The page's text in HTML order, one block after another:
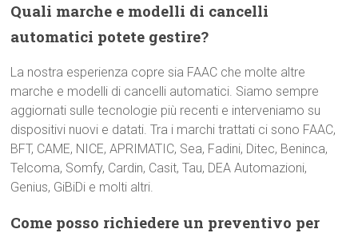
Quali marche e modelli di cancelli
automatici potete gestire?
La nostra esperienza copre sia FAAC che molte altre
marche e modelli di cancelli automatici. Siamo sempre
aggiornati sulle tecnologie più recenti e interveniamo su
dispositivi nuovi e datati. Tra i marchi trattati ci sono FAAC,
BFT, CAME, NICE, APRIMATIC, Sea, Fadini, Ditec, Beninca,
Telcoma, Somfy, Cardin, Casit, Tau, DEA Automazioni,
Genius, GiBiDi e molti altri.
Come posso richiedere un preventivo per